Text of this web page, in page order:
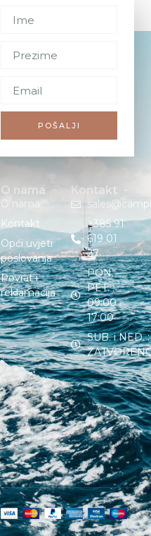
POŠALJI
O nama
O nama
Kontakt
Opći uvjeti
poslovanja
Povrat i
reklamacija
Kontakt
+385 91
619 01
27
PON. –
PET. :
09:00 –
17:00
SUB. i NED. :